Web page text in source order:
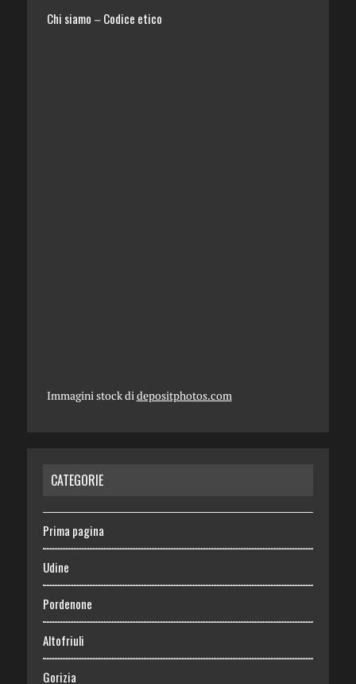
Chi siamo – Codice etico
Immagini stock di depositphotos.com
CATEGORIE
Prima pagina
Udine
Pordenone
Altofriuli
Gorizia